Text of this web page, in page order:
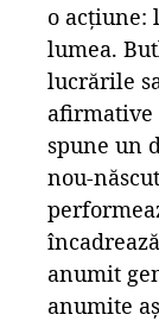
o acțiune:
lumea.
lucrările
afirmative
spune un
nou-
anumit
anumite